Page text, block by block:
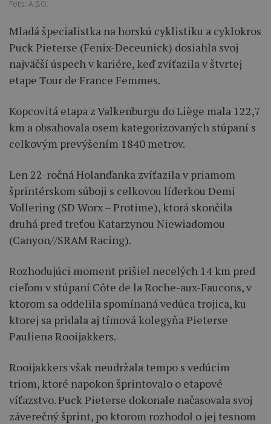
Foto: A.S.O.
Mladá špecialistka na horskú cyklistiku a cyklokros
Puck Pieterse (Fenix-Deceunick) dosiahla svoj
najväčší úspech v kariére, keď zvíťazila v štvrtej
etape Tour de France Femmes.
Kopcovitá etapa zValkenburgu doLiège mala 122,7
km a obsahovala osem kategorizovaných stúpaní s
celkovým prevýšením 1840 metrov.
Len 22-ročná Holanďanka zvíťazila v priamom
šprintérskom súboji s celkovou líderkou Demi
Vollering (SD Worx – Protime), ktorá skončila
druhá pred treťou Katarzynou Niewiadomou
(Canyon//SRAM Racing).
Rozhodujúci moment prišiel necelých 14 km pred
cieľom v stúpaní Côte de la Roche-aux-Faucons, v
ktorom sa oddelila spomínaná vedúca trojica, ku
ktorej sa pridala aj tímová kolegyňa Pieterse
Pauliena Rooijakkers.
Rooijakkers však neudržala tempo s vedúcim
triom, ktoré napokon šprintovalo o etapové
víťazstvo. Puck Pieterse dokonale načasovala svoj
záverečný šprint, po ktorom rozhodol o jej tesnom